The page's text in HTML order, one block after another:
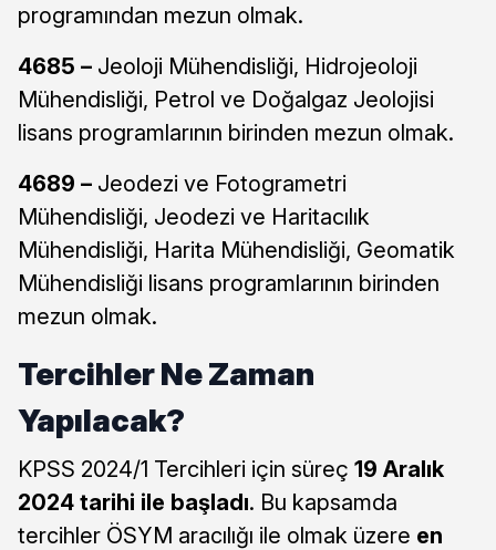
programından mezun olmak.
4685 – Jeoloji Mühendisliği, Hidrojeoloji
Mühendisliği, Petrol ve Doğalgaz Jeolojisi
lisans programlarının birinden mezun olmak.
4689 – Jeodezi ve Fotogrametri
Mühendisliği, Jeodezi ve Haritacılık
Mühendisliği, Harita Mühendisliği, Geomatik
Mühendisliği lisans programlarının birinden
mezun olmak.
Tercihler Ne Zaman
Yapılacak?
KPSS 2024/1 Tercihleri için süreç 19 Aralık
2024 tarihi ile başladı. Bu kapsamda
tercihler ÖSYM aracılığı ile olmak üzere en